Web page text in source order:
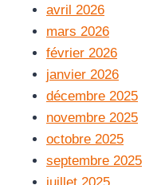
avril 2026
mars 2026
février 2026
janvier 2026
décembre 2025
novembre 2025
octobre 2025
septembre 2025